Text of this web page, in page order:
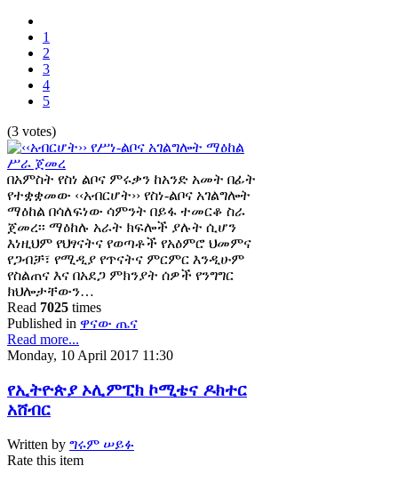
1
2
3
4
5
(3 votes)
በአምስት የስነ ልቦና ምሩቃን ከአንድ አመት በፊት
የተቋቋመው ‹‹አብርሆት›› የስነ-ልቦና አገልግሎት
ማዕከል በሳለፍነው ሳምንት በይፋ ተመርቆ ስራ
ጀመረ፡፡ ማዕከሉ አራት ክፍሎች ያሉት ሲሆን
እነዚህም የህፃናትና የወጣቶች የአዕምሮ ህመምና
የጋብቻ፣ የሚዲያ የጥናትና ምርምር እንዲሁም
የስልጠና እና በአደጋ ምክንያት ሰዎች የንግግር
ክህሎታቸውን…
Read 7025 times
Published in ዋናው ጤና
Read more...
Monday, 10 April 2017 11:30
የኢትዮጵያ ኦሊምፒክ ኮሚቴና ዶክተር
አሸብር
Written by ግሩም ሠይፉ
Rate this item